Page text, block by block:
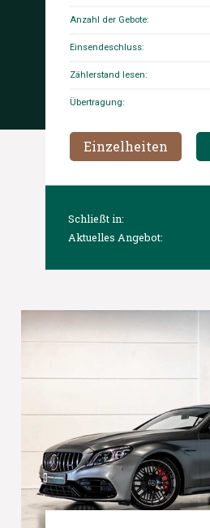
Anzahl der Gebote:
Einsendeschluss:
Zählerstand lesen:
Übertragung:
Einzelheiten
Schließt in:
Aktuelles Angebot: